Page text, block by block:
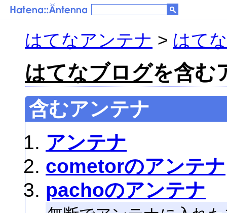
はてなアンテナ > はて
はてなブログを含む
含むアンテナ
アンテナ
cometorのアンテナ
pachoのアンテナ